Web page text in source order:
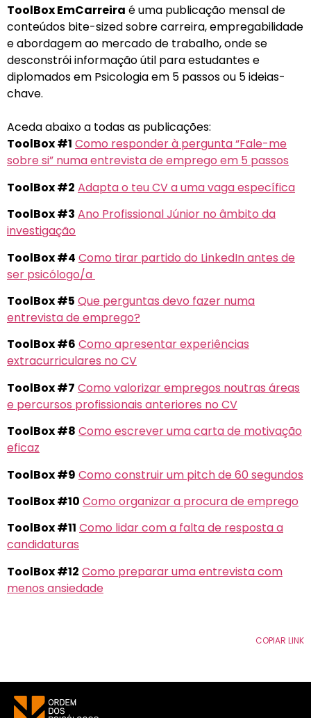
ToolBox EmCarreira é uma publicação mensal de
conteúdos bite-sized sobre carreira, empregabilidade
e abordagem ao mercado de trabalho, onde se
desconstrói informação útil para estudantes e
diplomados em Psicologia em 5 passos ou 5 ideias-
chave.
Aceda abaixo a todas as publicações:
ToolBox #1 Como responder à pergunta “Fale-me
sobre si” numa entrevista de emprego em 5 passos
ToolBox #2 Adapta o teu CV a uma vaga específica
ToolBox #3 Ano Profissional Júnior no âmbito da
investigação
ToolBox #4 Como tirar partido do LinkedIn antes de
ser psicólogo/a
ToolBox #5 Que perguntas devo fazer numa
entrevista de emprego?
ToolBox #6 Como apresentar experiências
extracurriculares no CV
ToolBox #7 Como valorizar empregos noutras áreas
e percursos profissionais anteriores no CV
ToolBox #8 Como escrever uma carta de motivação
eficaz
ToolBox #9 Como construir um pitch de 60 segundos
ToolBox #10 Como organizar a procura de emprego
ToolBox #11 Como lidar com a falta de resposta a
candidaturas
ToolBox #12 Como preparar uma entrevista com
menos ansiedade
COPIAR LINK